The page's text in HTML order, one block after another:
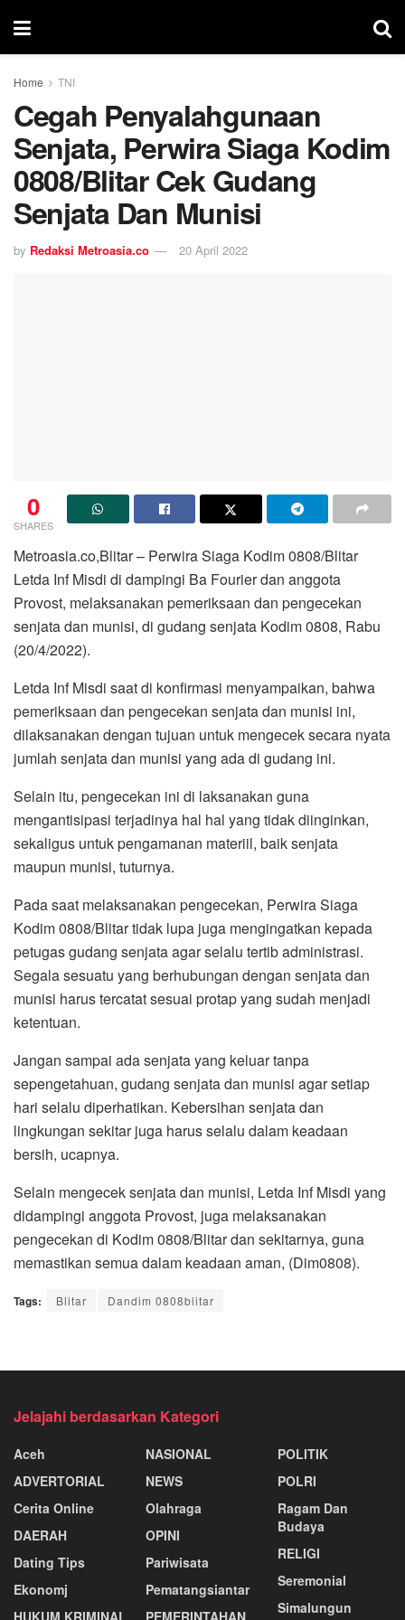
Home TNI
Cegah Penyalahgunaan
Senjata, Perwira Siaga Kodim
0808/Blitar Cek Gudang
Senjata Dan Munisi
by Redaksi Metroasia.co 20 April 2022
0
SHARES
Metroasia.co,Blitar – Perwira Siaga Kodim 0808/Blitar
Letda Inf Misdi di dampingi Ba Fourier dan anggota
Provost, melaksanakan pemeriksaan dan pengecekan
senjata dan munisi, di gudang senjata Kodim 0808, Rabu
(20/4/2022).
Letda Inf Misdi saat di konfirmasi menyampaikan, bahwa
pemeriksaan dan pengecekan senjata dan munisi ini,
dilaksanakan dengan tujuan untuk mengecek secara nyata
jumlah senjata dan munisi yang ada di gudang ini.
Selain itu, pengecekan ini di laksanakan guna
mengantisipasi terjadinya hal hal yang tidak diinginkan,
sekaligus untuk pengamanan materiil, baik senjata
maupun munisi, tuturnya.
Pada saat melaksanakan pengecekan, Perwira Siaga
Kodim 0808/Blitar tidak lupa juga mengingatkan kepada
petugas gudang senjata agar selalu tertib administrasi.
Segala sesuatu yang berhubungan dengan senjata dan
munisi harus tercatat sesuai protap yang sudah menjadi
ketentuan.
Jangan sampai ada senjata yang keluar tanpa
sepengetahuan, gudang senjata dan munisi agar setiap
hari selalu diperhatikan. Kebersihan senjata dan
lingkungan sekitar juga harus selalu dalam keadaan
bersih, ucapnya.
Selain mengecek senjata dan munisi, Letda Inf Misdi yang
didampingi anggota Provost, juga melaksanakan
pengecekan di Kodim 0808/Blitar dan sekitarnya, guna
memastikan semua dalam keadaan aman, (Dim0808).
Tags: Blitar Dandim 0808blitar
Jelajahi berdasarkan Kategori
Aceh
ADVERTORIAL
Cerita Online
DAERAH
Dating Tips
Ekonomj
HUKUM KRIMINAL
NASIONAL
NEWS
Olahraga
OPINI
Pariwisata
Pematangsiantar
PEMERINTAHAN
POLITIK
POLRI
Ragam Dan
Budaya
RELIGI
Seremonial
Simalungun